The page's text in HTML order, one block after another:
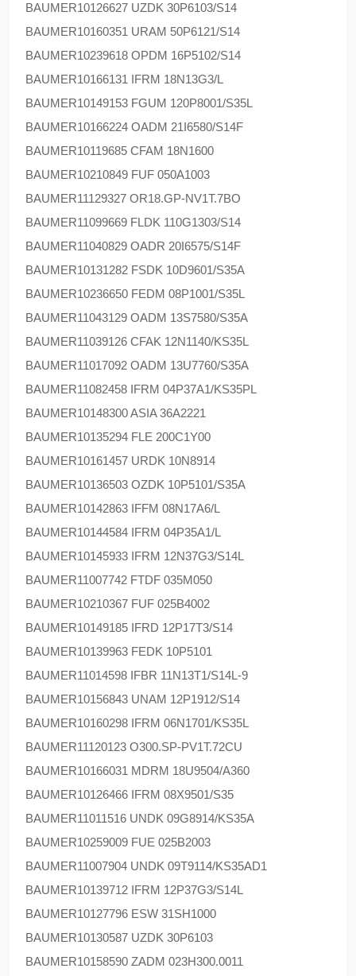
BAUMER10126627 UZDK 30P6103/S14
BAUMER10160351 URAM 50P6121/S14
BAUMER10239618 OPDM 16P5102/S14
BAUMER10166131 IFRM 18N13G3/L
BAUMER10149153 FGUM 120P8001/S35L
BAUMER10166224 OADM 21I6580/S14F
BAUMER10119685 CFAM 18N1600
BAUMER10210849 FUF 050A1003
BAUMER11129327 OR18.GP-NV1T.7BO
BAUMER11099669 FLDK 110G1303/S14
BAUMER11040829 OADR 20I6575/S14F
BAUMER10131282 FSDK 10D9601/S35A
BAUMER10236650 FEDM 08P1001/S35L
BAUMER11043129 OADM 13S7580/S35A
BAUMER11039126 CFAK 12N1140/KS35L
BAUMER11017092 OADM 13U7760/S35A
BAUMER11082458 IFRM 04P37A1/KS35PL
BAUMER10148300 ASIA 36A2221
BAUMER10135294 FLE 200C1Y00
BAUMER10161457 URDK 10N8914
BAUMER10136503 OZDK 10P5101/S35A
BAUMER10142863 IFFM 08N17A6/L
BAUMER10144584 IFRM 04P35A1/L
BAUMER10145933 IFRM 12N37G3/S14L
BAUMER11007742 FTDF 035M050
BAUMER10210367 FUF 025B4002
BAUMER10149185 IFRD 12P17T3/S14
BAUMER10139963 FEDK 10P5101
BAUMER11014598 IFBR 11N13T1/S14L-9
BAUMER10156843 UNAM 12P1912/S14
BAUMER10160298 IFRM 06N1701/KS35L
BAUMER11120123 O300.SP-PV1T.72CU
BAUMER10166031 MDRM 18U9504/A360
BAUMER10126466 IFRM 08X9501/S35
BAUMER11011516 UNDK 09G8914/KS35A
BAUMER10259009 FUE 025B2003
BAUMER11007904 UNDK 09T9114/KS35AD1
BAUMER10139712 IFRM 12P37G3/S14L
BAUMER10127796 ESW 31SH1000
BAUMER10130587 UZDK 30P6103
BAUMER10158590 ZADM 023H300.0011